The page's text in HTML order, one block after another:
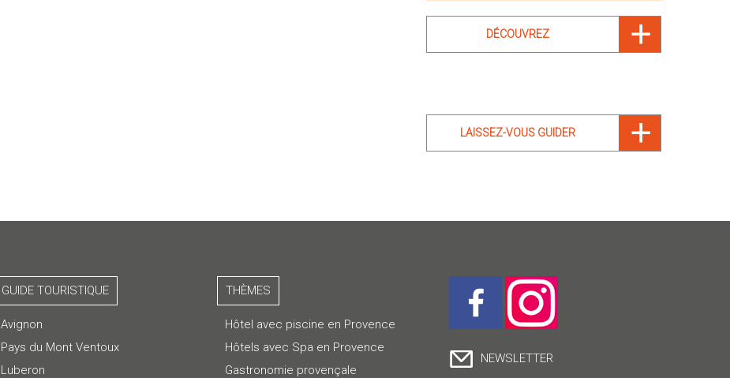
DÉCOUVREZ
LAISSEZ-VOUS GUIDER
GUIDE TOURISTIQUE
Avignon
Pays du Mont Ventoux
Luberon
THÈMES
Hôtel avec piscine en Provence
Hôtels avec Spa en Provence
Gastronomie provençale
NEWSLETTER